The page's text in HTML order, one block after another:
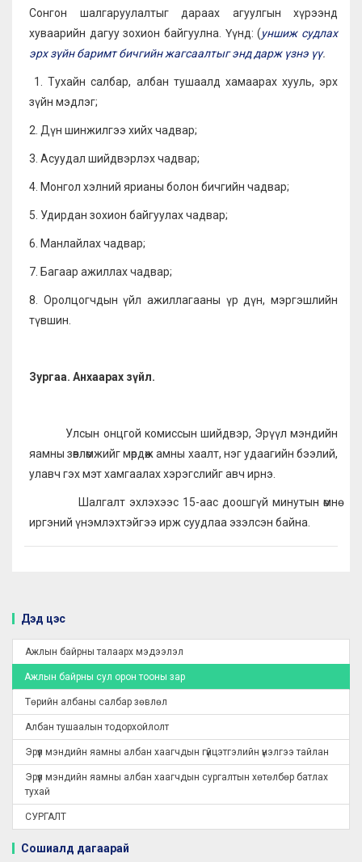
Сонгон шалгаруулалтыг дараах агуулгын хүрээнд
хуваарийн дагуу зохион байгуулна. Үүнд: (уншиж судлах
эрх зүйн баримт бичгийн жагсаалтыг энд дарж үзнэ үү.
1. Тухайн салбар, албан тушаалд хамаарах хууль, эрх
зүйн мэдлэг;
2. Дүн шинжилгээ хийх чадвар;
3. Асуудал шийдвэрлэх чадвар;
4. Монгол хэлний ярианы болон бичгийн чадвар;
5. Удирдан зохион байгуулах чадвар;
6. Манлайлах чадвар;
7. Багаар ажиллах чадвар;
8. Оролцогчдын үйл ажиллагааны үр дүн, мэргэшлийн
түвшин.
Зургаа. Анхаарах зүйл.
Улсын онцгой комиссын шийдвэр, Эрүүл мэндийн
яамны зөвлөмжийг мөрдөж амны хаалт, нэг удаагийн бээлий,
улавч гэх мэт хамгаалах хэрэгслийг авч ирнэ.
Шалгалт эхлэхээс 15-аас доошгүй минутын өмнө
иргэний үнэмлэхтэйгээ ирж суудлаа эзэлсэн байна.
Дэд цэс
Ажлын байрны талаарх мэдээлэл
Ажлын байрны сул орон тооны зар
Төрийн албаны салбар зөвлөл
Албан тушаалын тодорхойлолт
Эрүүл мэндийн яамны албан хаагчдын гүйцэтгэлийн үнэлгээ тайлан
Эрүүл мэндийн яамны албан хаагчдын сургалтын хөтөлбөр батлах
тухай
СУРГАЛТ
Сошиалд дагаарай